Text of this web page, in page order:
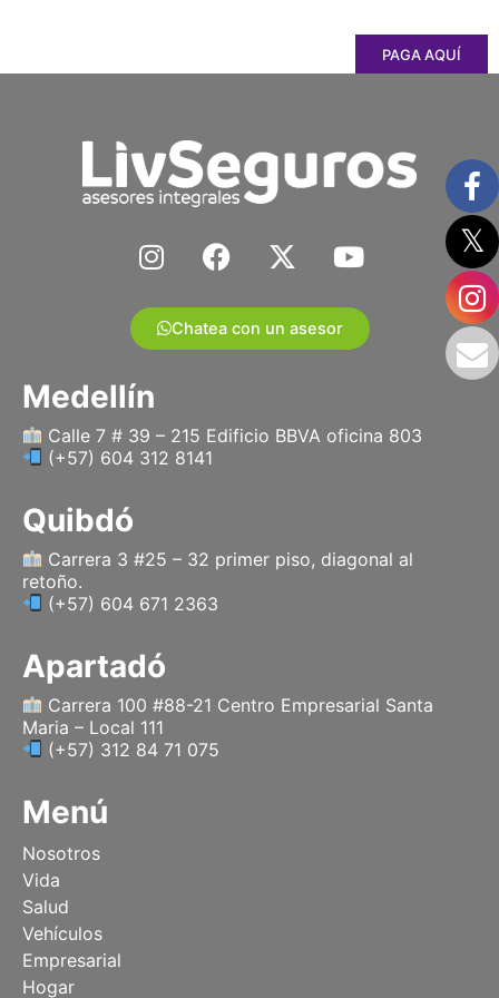
PAGA AQUÍ
I
n
t
a
r
a
m
F
a
e
b
k
X
-
w
i
e
Y
o
u
Chatea con un asesor
Medellín
Calle 7 # 39 – 215 Edificio BBVA oficina 803
(+57) 604 312 8141
Quibdó
Carrera 3 #25 – 32 primer piso, diagonal al
retoño.
(+57) 604 671 2363
Apartadó
Carrera 100 #88-21 Centro Empresarial Santa
Maria – Local 111
(+57) 312 84 71 075
Menú
Nosotros
Vida
Salud
Vehículos
Empresarial
Hogar